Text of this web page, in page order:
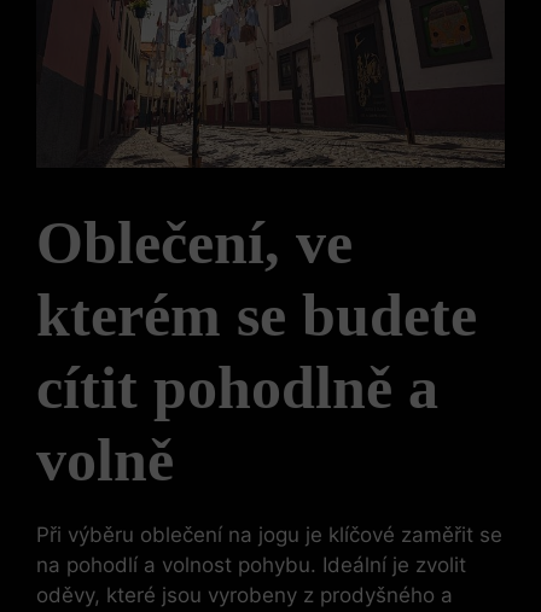
Oblečení, ve
kterém se budete
cítit pohodlně a
volně
Při výběru oblečení na jogu je klíčové zaměřit se
na pohodlí a volnost pohybu. Ideální je zvolit
oděvy, které jsou vyrobeny z prodyšného a